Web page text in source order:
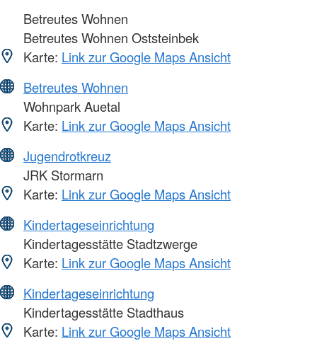
Betreutes Wohnen
Betreutes Wohnen Oststeinbek
Karte: Link zur Google Maps Ansicht
Betreutes Wohnen
Wohnpark Auetal
Karte: Link zur Google Maps Ansicht
Jugendrotkreuz
JRK Stormarn
Karte: Link zur Google Maps Ansicht
Kindertageseinrichtung
Kindertagesstätte Stadtzwerge
Karte: Link zur Google Maps Ansicht
Kindertageseinrichtung
Kindertagesstätte Stadthaus
Karte: Link zur Google Maps Ansicht